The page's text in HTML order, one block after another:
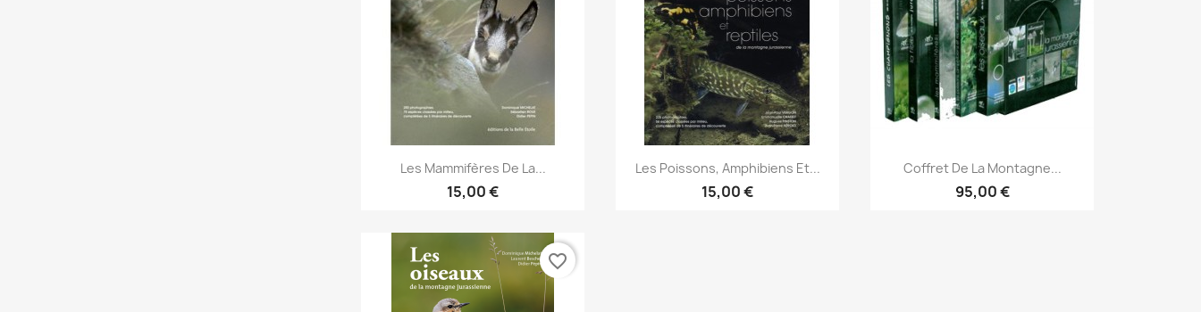
Aperçu rapide
Les Mammifères De La...
15,00 €
Aperçu rapide
Les Poissons, Amphibiens Et...
15,00 €
Aperçu rapide
Coffret De La Montagne...
95,00 €
favorite_border